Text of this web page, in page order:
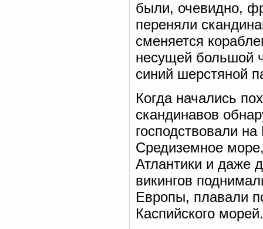
были, очевидно,
переняли
сменяется
несущей большой
синий шерстяной
Когда начались
скандинавов
господствовали
Средиземное
Атлантики и даже
викингов
Европы, плавали
Каспийского